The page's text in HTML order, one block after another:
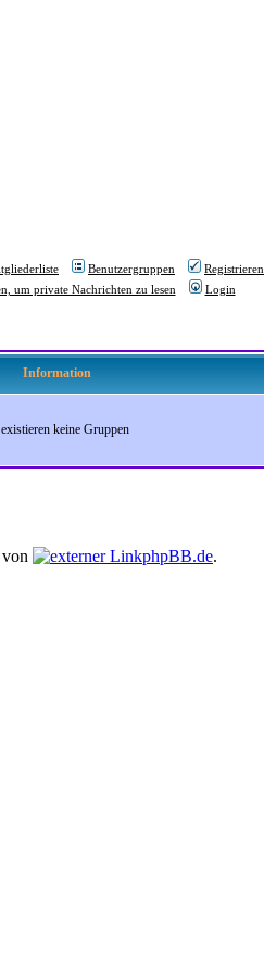
Benutzergruppen
Registrieren
um private Nachrichten zu lesen Login
Information
keine Gruppen
phpBB.de.